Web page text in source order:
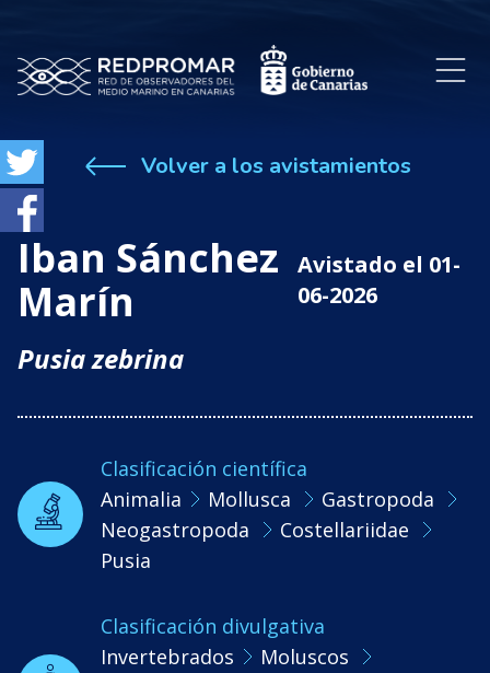
Volver a los avistamientos
Iban Sánchez
Marín
Avistado el 01-
06-2026
Pusia zebrina
Clasificación científica
Animalia
Mollusca
Gastropoda
Neogastropoda
Costellariidae
Pusia
Clasificación divulgativa
Invertebrados
Moluscos